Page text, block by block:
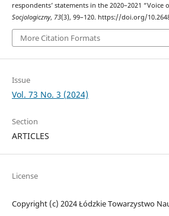
respondents’ statements in the 2020–2021 “Voice
Socjologiczny, 73(3), 99–120. https://doi.org/
More Citation Formats
Issue
Vol. 73 No. 3 (2024)
Section
ARTICLES
License
Copyright (c) 2024 Łódzkie Towarzystwo